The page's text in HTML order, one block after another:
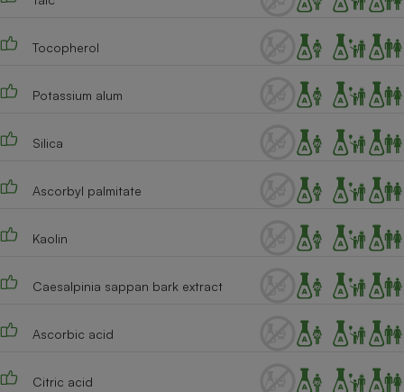
Tocopherol
Potassium alum
Silica
Ascorbyl palmitate
Kaolin
Caesalpinia sappan bark extract
Ascorbic acid
Citric acid